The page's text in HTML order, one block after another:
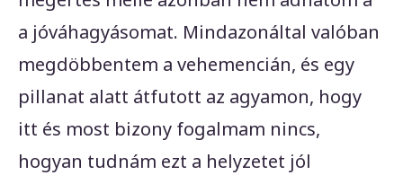
a jóváhagyásomat. Mindazonáltal valóban
megdöbbentem a vehemencián, és egy
pillanat alatt átfutott az agyamon, hogy
itt és most bizony fogalmam nincs,
hogyan tudnám ezt a helyzetet jól